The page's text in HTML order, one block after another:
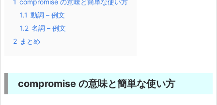
1 compromise の意味と簡単な使い方
1.1 動詞 – 例文
1.2 名詞 – 例文
2 まとめ
compromise の意味と簡単な使い方